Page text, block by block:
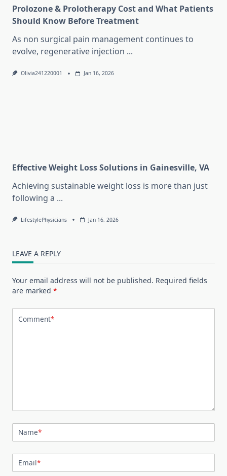
Prolozone & Prolotherapy Cost and What Patients
Should Know Before Treatment
As non surgical pain management continues to
evolve, regenerative injection ...
Olivia241220001 Jan 16, 2026
Effective Weight Loss Solutions in Gainesville, VA
Achieving sustainable weight loss is more than just
following a ...
LifestylePhysicians Jan 16, 2026
LEAVE A REPLY
Your email address will not be published. Required fields
are marked *
Comment*
Name*
Email*